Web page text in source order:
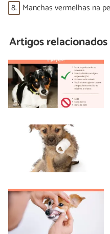
8. Manchas vermelhas na
Artigos relacionados